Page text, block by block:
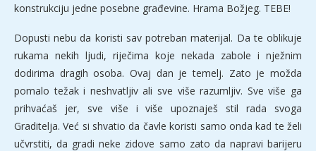
konstrukciju jedne posebne građevine. Hrama Božjeg. TEBE!
Dopusti nebu da koristi sav potreban materijal. Da te oblikuje
rukama nekih ljudi, riječima koje nekada zabole i nježnim
dodirima dragih osoba. Ovaj dan je temelj. Zato je možda
pomalo težak i neshvatljiv ali sve više razumljiv. Sve više ga
prihvaćaš jer, sve više i više upoznaješ stil rada svoga
Graditelja. Već si shvatio da čavle koristi samo onda kad te želi
učvrstiti, da gradi neke zidove samo zato da napravi barijeru